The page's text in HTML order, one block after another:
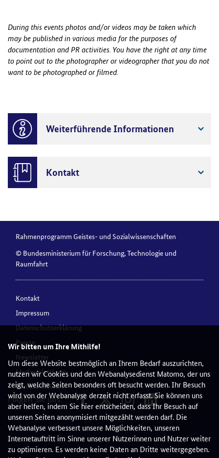
Wir bitten um Ihre Mithilfe!
Um diese Website bestmöglich an Ihrem Bedarf auszurichten,
nutzen wir Cookies und den Webanalysedienst Matomo, der uns
zeigt, welche Seiten besonders oft besucht werden. Ihr Besuch
wird von der Webanalyse derzeit nicht erfasst. Sie können uns
aber helfen, indem Sie hier entscheiden, dass Ihr Besuch auf
unseren Seiten anonymisiert mitgezählt werden darf. Die
Webanalyse verbessert unsere Möglichkeiten, unseren
Internetauftritt im Sinne unserer Nutzerinnen und Nutzer weiter
zu optimieren. Es werden keine Daten an Dritte weitergegeben.
During this events photos and/or videos may be taken which
may be published in various media for the purposes of
documentation and PR activities. You have the right at any time
to point out to the photographer or videographer that you do not
want to be photographed or filmed.
Weiterführende Informationen
Kontakt
Rahmenprogramm Geistes- und Sozialwissenschaften
© Bundesministerium für Forschung, Technologie und
Raumfahrt
Kontakt
Impressum
Datenschutzerklärung
Presse
Newsletter
Medienplattform
Barriere melden
Folgen Sie uns: